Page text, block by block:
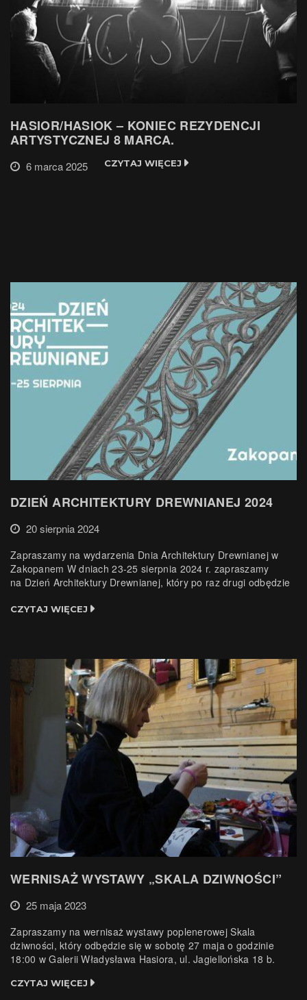
HASIOR/HASIOK – KONIEC REZYDENCJI
ARTYSTYCZNEJ 8 MARCA.
6 marca 2025 CZYTAJ WIĘCEJ
DZIEŃ ARCHITEKTURY DREWNIANEJ 2024
20 sierpnia 2024
Zapraszamy na wydarzenia Dnia Architektury Drewnianej w
Zakopanem W dniach 23-25 sierpnia 2024 r. zapraszamy
na Dzień Architektury Drewnianej, który po raz drugi odbędzie
odbywały się równolegle na terenie całego kraju. Wszystkich
CZYTAJ WIĘCEJ
WERNISAŻ WYSTAWY „SKALA DZIWNOŚCI”
25 maja 2023
Zapraszamy na wernisaż wystawy poplenerowej Skala
dziwności, który odbędzie się w sobotę 27 maja o godzinie
18:00 w Galerii Władysława Hasiora, ul. Jagiellońska 18 b.
CZYTAJ WIĘCEJ